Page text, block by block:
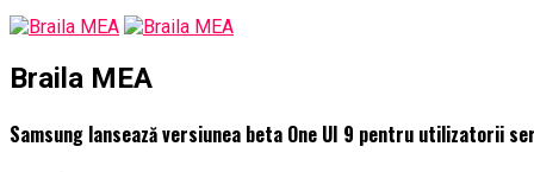
Braila MEA
Samsung lansează versiunea beta One UI 9 pentru utilizatorii